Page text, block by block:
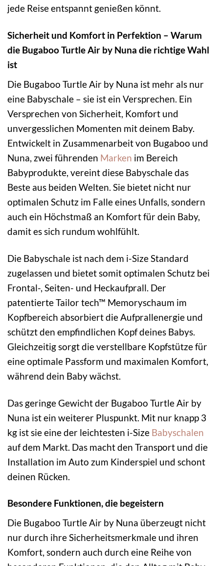
jede Reise entspannt genießen könnt.
Sicherheit und Komfort in Perfektion – Warum
die Bugaboo Turtle Air by Nuna die richtige Wahl
ist
Die Bugaboo Turtle Air by Nuna ist mehr als nur
eine Babyschale – sie ist ein Versprechen. Ein
Versprechen von Sicherheit, Komfort und
unvergesslichen Momenten mit deinem Baby.
Entwickelt in Zusammenarbeit von Bugaboo und
Nuna, zwei führenden Marken im Bereich
Babyprodukte, vereint diese Babyschale das
Beste aus beiden Welten. Sie bietet nicht nur
optimalen Schutz im Falle eines Unfalls, sondern
auch ein Höchstmaß an Komfort für dein Baby,
damit es sich rundum wohlfühlt.
Die Babyschale ist nach dem i-Size Standard
zugelassen und bietet somit optimalen Schutz bei
Frontal-, Seiten- und Heckaufprall. Der
patentierte Tailor tech™ Memoryschaum im
Kopfbereich absorbiert die Aufprallenergie und
schützt den empfindlichen Kopf deines Babys.
Gleichzeitig sorgt die verstellbare Kopfstütze für
eine optimale Passform und maximalen Komfort,
während dein Baby wächst.
Das geringe Gewicht der Bugaboo Turtle Air by
Nuna ist ein weiterer Pluspunkt. Mit nur knapp 3
kg ist sie eine der leichtesten i-Size Babyschalen
auf dem Markt. Das macht den Transport und die
Installation im Auto zum Kinderspiel und schont
deinen Rücken.
Besondere Funktionen, die begeistern
Die Bugaboo Turtle Air by Nuna überzeugt nicht
nur durch ihre Sicherheitsmerkmale und ihren
Komfort, sondern auch durch eine Reihe von